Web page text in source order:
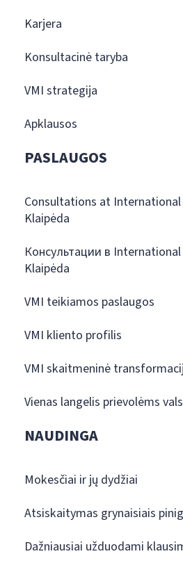
Karjera
Konsultacinė taryba
VMI strategija
Apklausos
PASLAUGOS
Consultations at International
Klaipėda
Консультации в
Klaipėda
VMI teikiamos paslaugos
VMI kliento profilis
VMI skaitmeninė
Vienas langelis prievolėms
NAUDINGA
Mokesčiai ir jų dydžiai
Atsiskaitymas grynaisiais
Dažniausiai užduodami